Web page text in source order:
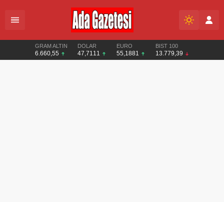
GRAM ALTIN
6.660,55
DOLAR
47,7111
EURO
55,1881
BIST 100
13.779,39